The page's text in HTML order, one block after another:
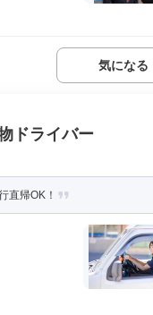
気になる
ドライバー
直帰OK！